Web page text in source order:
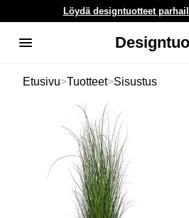
Löydä designtuotteet
Etusivu>Tuotteet>Sisustus